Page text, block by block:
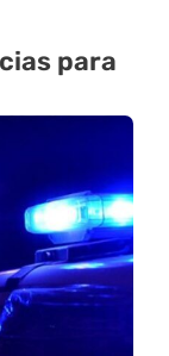
para